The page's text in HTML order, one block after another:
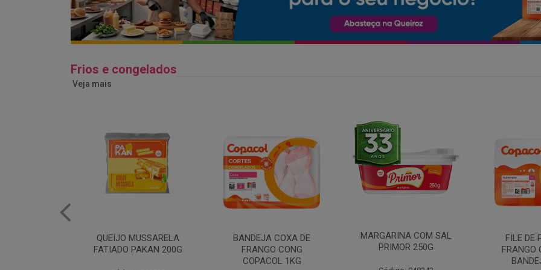
Frios e congelados
Veja mais
BANDEJA COXA DE
FRANGO CONG
MARGARINA COM SAL
PRIMOR 250G
FILE DE PEITO DE
FRANGO COPACOL